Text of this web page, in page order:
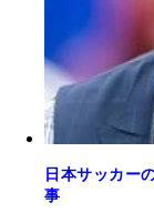
日本サッカー
事